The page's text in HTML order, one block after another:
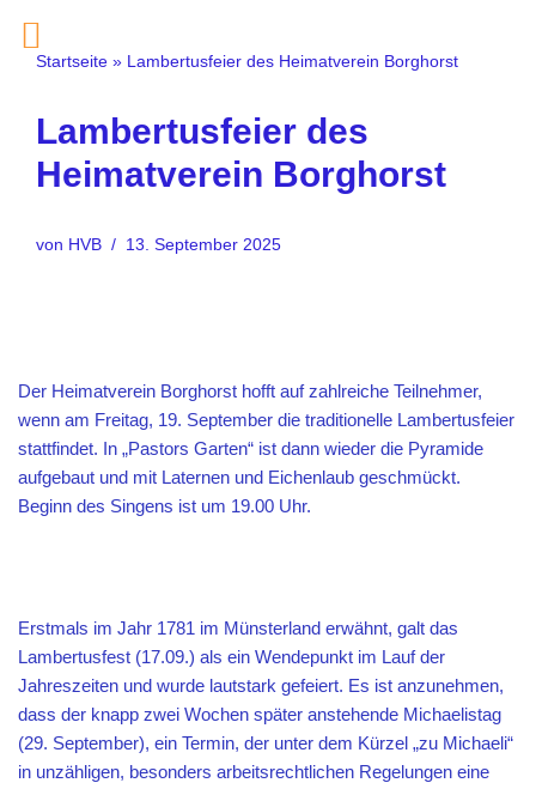
Zum
springen
Startseite » Lambertusfeier des Heimatverein Borghorst
Lambertusfeier des
Heimatverein Borghorst
von HVB 13. September 2025
Der Heimatverein Borghorst hofft auf zahlreiche Teilnehmer,
wenn am Freitag, 19. September die traditionelle Lambertusfeier
stattfindet. In „Pastors Garten“ ist dann wieder die Pyramide
aufgebaut und mit Laternen und Eichenlaub geschmückt.
Beginn des Singens ist um 19.00 Uhr.
Erstmals im Jahr 1781 im Münsterland erwähnt, galt das
Lambertusfest (17.09.) als ein Wendepunkt im Lauf der
Jahreszeiten und wurde lautstark gefeiert. Es ist anzunehmen,
dass der knapp zwei Wochen später anstehende Michaelistag
(29. September), ein Termin, der unter dem Kürzel „zu Michaeli“
in unzähligen, besonders arbeitsrechtlichen Regelungen eine